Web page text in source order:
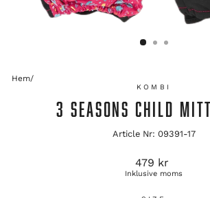
Hem/
KOMBI
3 SEASONS CHILD
Article Nr: 09391-17
Ordinarie
pris
479 kr
Inklusive moms